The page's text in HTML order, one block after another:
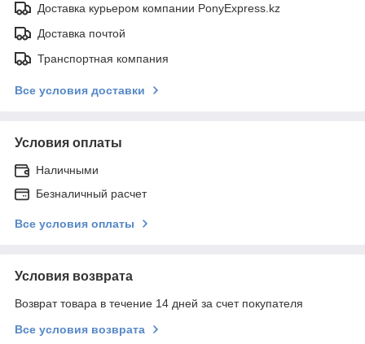
Доставка курьером компании PonyExpress.kz
Доставка почтой
Транспортная компания
Все условия доставки
Условия оплаты
Наличными
Безналичный расчет
Все условия оплаты
Условия возврата
Возврат товара в течение 14 дней за счет покупателя
Все условия возврата